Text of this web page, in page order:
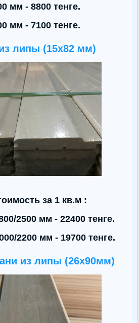
мм - 8800 тенге.
мм - 7100 тенге.
липы (15х82 мм)
за 1 кв.м :
2500 мм - 22400 тенге.
2200 мм - 19700 тенге.
из липы (26x90мм)